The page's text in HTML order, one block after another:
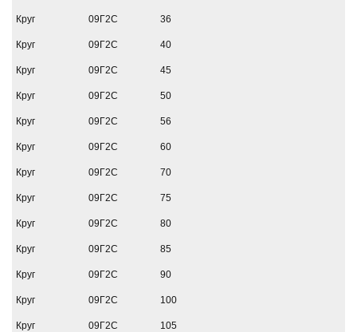
Круг 09Г2С 36
Круг 09Г2С 40
Круг 09Г2С 45
Круг 09Г2С 50
Круг 09Г2С 56
Круг 09Г2С 60
Круг 09Г2С 70
Круг 09Г2С 75
Круг 09Г2С 80
Круг 09Г2С 85
Круг 09Г2С 90
Круг 09Г2С 100
Круг 09Г2С 105